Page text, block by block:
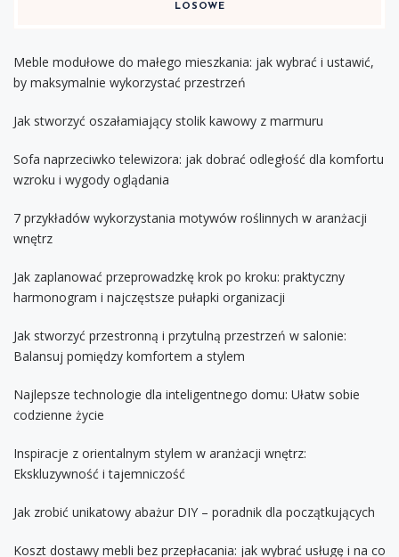
LOSOWE
Meble modułowe do małego mieszkania: jak wybrać i ustawić,
by maksymalnie wykorzystać przestrzeń
Jak stworzyć oszałamiający stolik kawowy z marmuru
Sofa naprzeciwko telewizora: jak dobrać odległość dla komfortu
wzroku i wygody oglądania
7 przykładów wykorzystania motywów roślinnych w aranżacji
wnętrz
Jak zaplanować przeprowadzkę krok po kroku: praktyczny
harmonogram i najczęstsze pułapki organizacji
Jak stworzyć przestronną i przytulną przestrzeń w salonie:
Balansuj pomiędzy komfortem a stylem
Najlepsze technologie dla inteligentnego domu: Ułatw sobie
codzienne życie
Inspiracje z orientalnym stylem w aranżacji wnętrz:
Ekskluzywność i tajemniczość
Jak zrobić unikatowy abażur DIY – poradnik dla początkujących
Koszt dostawy mebli bez przepłacania: jak wybrać usługę i na co